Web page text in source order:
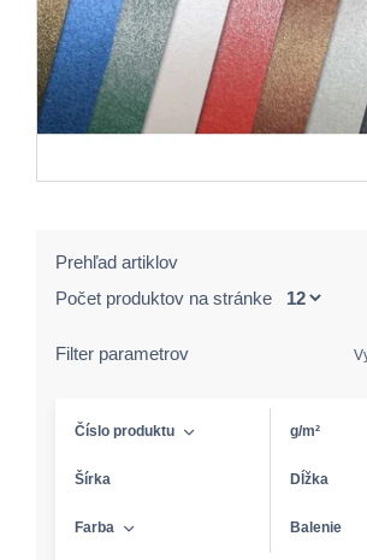
Prehľad artiklov
Počet produktov na stránke
Filter parametrov
Číslo produktu g/m²
Šírka Dĺžka
Farba Balenie